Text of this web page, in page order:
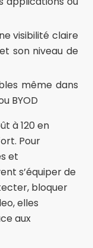
visibilité claire
son niveau de
même dans
BYOD
à 120 en
Pour
et
s’équiper de
bloquer
elles
aux